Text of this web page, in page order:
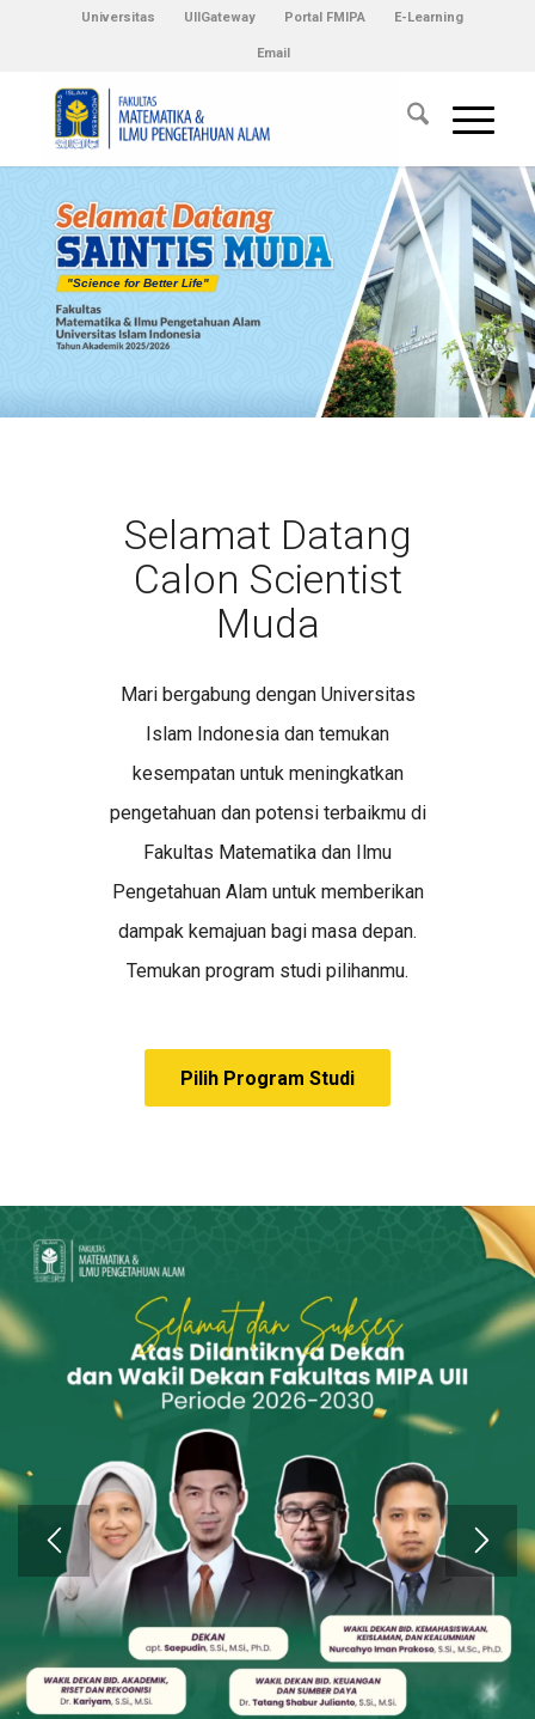
Universitas UIIGateway Portal FMIPA E-Learning
Email
"Science for Better Life"
Selamat Datang
Calon Scientist
Muda
Mari bergabung dengan Universitas
Islam Indonesia dan temukan
kesempatan untuk meningkatkan
pengetahuan dan potensi terbaikmu di
Fakultas Matematika dan Ilmu
Pengetahuan Alam untuk memberikan
dampak kemajuan bagi masa depan.
Temukan program studi pilihanmu.
Pilih Program Studi